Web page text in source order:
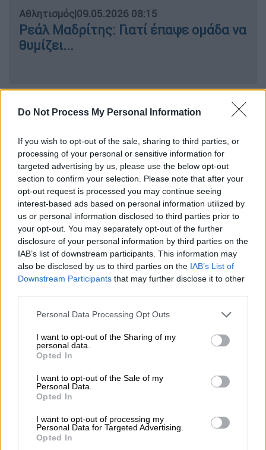
Do Not Process My Personal Information
If you wish to opt-out of the sale, sharing to third parties, or
processing of your personal or sensitive information for
targeted advertising by us, please use the below opt-out
section to confirm your selection. Please note that after your
opt-out request is processed you may continue seeing
interest-based ads based on personal information utilized by
us or personal information disclosed to third parties prior to
your opt-out. You may separately opt-out of the further
disclosure of your personal information by third parties on the
IAB’s list of downstream participants. This information may
also be disclosed by us to third parties on the IAB’s List of
Downstream Participants that may further disclose it to other
Please note that this website/app uses one or more Google
not limited to your visit or usage behaviour. You may click to
grant or deny consent to Google and its third-party tags to
use your data for below specified purposes in below Google
consent section.
Personal Data Processing Opt Outs
I want to opt-out of the Sharing of my
personal data.
Opted In
I want to opt-out of the Sale of my
Personal Data.
Opted In
I want to opt-out of processing my
Personal Data for Targeted Advertising.
Opted In
Αθλητισμός|09.05.2026 08:15
Ρεάλ Μαδρίτης: Γιατί έπαψε ομάδα να
θυμίζει...
Η ΑΕΚ υπέστη μια ήττα-σοκ, με δεδομένο
του πώς κυλούσε ο τελικός μέχρι τα μισά
της τέταρτης περιόδου. Η ομάδα του
Ντράγκαν Σάκοτα κυριαρχούσε στο παρκέ,
παίζοντας καταπληκτικό μπάσκετ σε άμυνα
και επίθεση. Έχοντας χτίσει μεγάλες
διαφορές κατά τις τρεις πρώτες περιόδους
(+20 με 50-35 στο 26' και +15 με 74-59 στο
34') όδευε σε θρίαμβο.
Όμως η Ρίτας έκανε τα πάντα για να
αντιδράσει με τον τρομερό Λουκόσιους να
σκοράρει από παντού. Κάλυψε τη διαφορά με
εντυπωσιακή αντεπίθεση και ισοφάρισε (80-
80) στα 19'' από το φινάλε, για πρώτη φορά
ευκαιρία να τελειώσει τον τελικό στην
κανονική διάρκεια αλλά η προσπάθεια του
Λεκαβίτσιους βρήκε σίδερο, ενώ το μακρινό
σουτ της Ρίτας ήταν επίσης άστοχο με
παράταση.